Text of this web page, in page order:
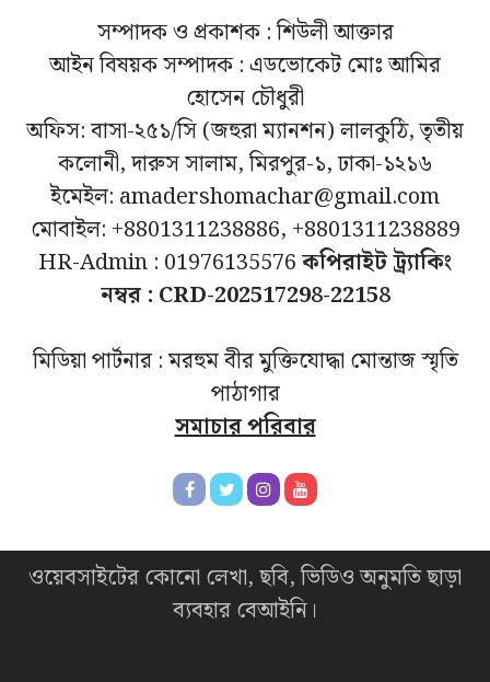
সম্পাদক ও প্রকাশক : শিউলী আক্তার
আইন বিষয়ক সম্পাদক : এডভোকেট মোঃ আমির
হোসেন চৌধুরী
অফিস: বাসা-২৫১/সি (জহুরা ম্যানশন) লালকুঠি, তৃতীয়
কলোনী, দারুস সালাম, মিরপুর-১, ঢাকা-১২১৬
ইমেইল: amadershomachar@gmail.com
মোবাইল: +8801311238886, +8801311238889
HR-Admin : 01976135576কপিরাইট ট্র্যাকিং
নম্বর : CRD-202517298-22158
মিডিয়া পার্টনার : মরহুম বীর মুক্তিযোদ্ধা মোন্তাজ স্মৃতি
পাঠাগার
সমাচার পরিবার
ওয়েবসাইটের কোনো লেখা, ছবি, ভিডিও অনুমতি ছাড়া
ব্যবহার বেআইনি।